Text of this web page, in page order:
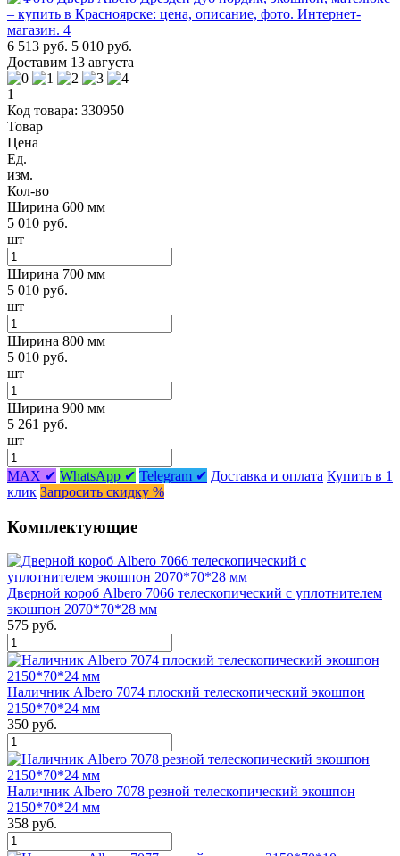
6 513 руб. 5 010 руб.
Доставим 13 августа
1
Код товара: 330950
Товар
Цена
Ед.
изм.
Кол-во
Ширина 600 мм
5 010 руб.
шт
Ширина 700 мм
5 010 руб.
шт
Ширина 800 мм
5 010 руб.
шт
Ширина 900 мм
5 261 руб.
шт
MAX ✔ WhatsApp ✔ Telegram ✔ Доставка и оплата Купить в 1
клик Запросить скидку %
Комплектующие
Дверной короб Albero 7066 телескопический с уплотнителем
экошпон 2070*70*28 мм
575 руб.
Наличник Albero 7074 плоский телескопический экошпон
2150*70*24 мм
350 руб.
Наличник Albero 7078 резной телескопический экошпон
2150*70*24 мм
358 руб.